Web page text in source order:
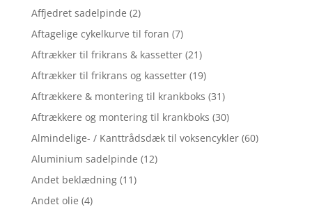
Affjedret sadelpinde (2)
Aftagelige cykelkurve til foran (7)
Aftrækker til frikrans & kassetter (21)
Aftrækker til frikrans og kassetter (19)
Aftrækkere & montering til krankboks (31)
Aftrækkere og montering til krankboks (30)
Almindelige- / Kanttrådsdæk til voksencykler (60)
Aluminium sadelpinde (12)
Andet beklædning (11)
Andet olie (4)